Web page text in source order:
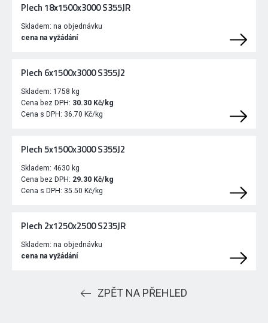
Plech 18x1500x3000 S355JR
Skladem: na objednávku
cena na vyžádání
Plech 6x1500x3000 S355J2
Skladem: 1758 kg
Cena bez DPH: 30.30 Kč/kg
Cena s DPH: 36.70 Kč/kg
Plech 5x1500x3000 S355J2
Skladem: 4630 kg
Cena bez DPH: 29.30 Kč/kg
Cena s DPH: 35.50 Kč/kg
Plech 2x1250x2500 S235JR
Skladem: na objednávku
cena na vyžádání
ZPĚT NA PŘEHLED